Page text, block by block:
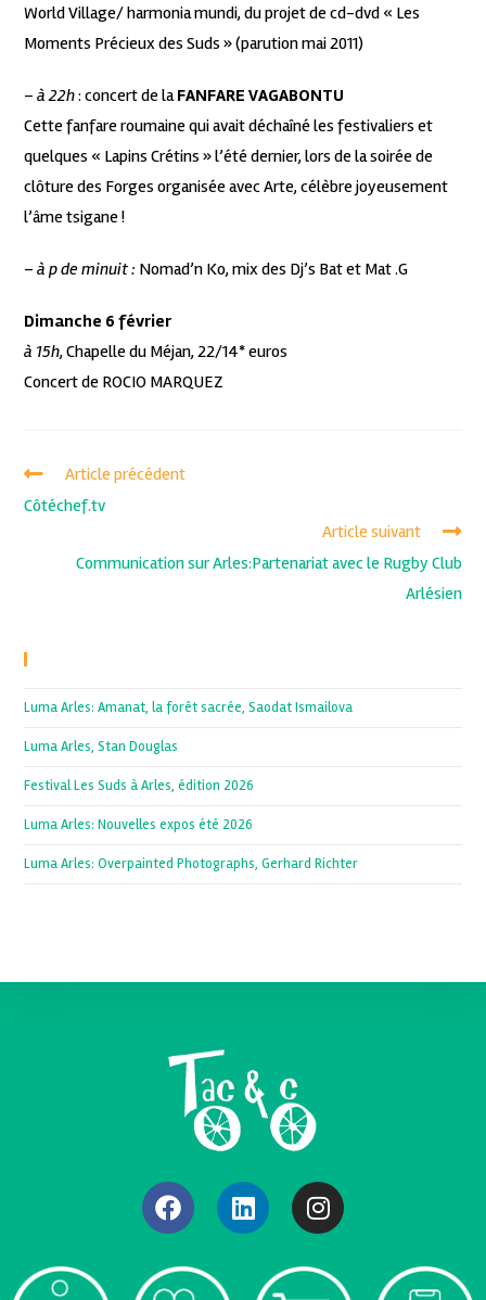
World Village/ harmonia mundi, du projet de cd-dvd « Les
Moments Précieux des Suds » (parution mai 2011)
–à 22h: concert de laFANFARE VAGABONTU
Cette fanfare roumaine qui avait déchaîné les festivaliers et
quelques « Lapins Crétins » l’été dernier, lors de la soirée de
clôture des Forges organisée avec Arte, célèbre joyeusement
l’âme tsigane !
–à p de minuit : Nomad’n Ko, mix des Dj’s Bat et Mat .G
Dimanche 6 février
à 15h, Chapelle du Méjan, 22/14* euros
Concert de ROCIO MARQUEZ
Article précédent
Côtéchef.tv
Article suivant
Communication sur Arles:Partenariat avec le Rugby Club
Arlésien
Luma Arles: Amanat, la forêt sacrée, Saodat Ismailova
Luma Arles, Stan Douglas
Festival Les Suds à Arles, édition 2026
Luma Arles: Nouvelles expos été 2026
Luma Arles: Overpainted Photographs, Gerhard Richter